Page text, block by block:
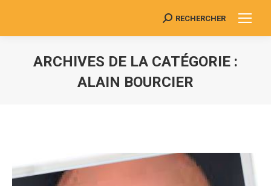
Search:
RECHERCHER
ARCHIVES DE LA CATÉGORIE :
ALAIN BOURCIER